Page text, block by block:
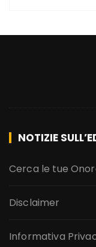
NOTIZIE
Cerca le tue
Disclaimer
Informativa